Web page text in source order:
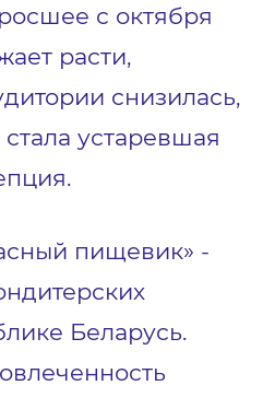
с октября
расти,
снизилась,
устаревшая
пищевик» -
Беларусь.